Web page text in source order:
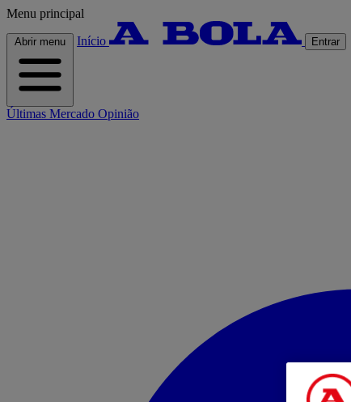
Menu principal
Abrir menu Início Entrar
Últimas Mercado Opinião